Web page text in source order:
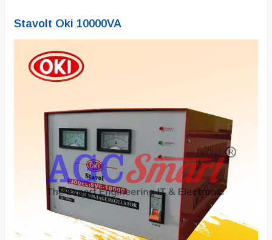
Stavolt Oki 10000VA